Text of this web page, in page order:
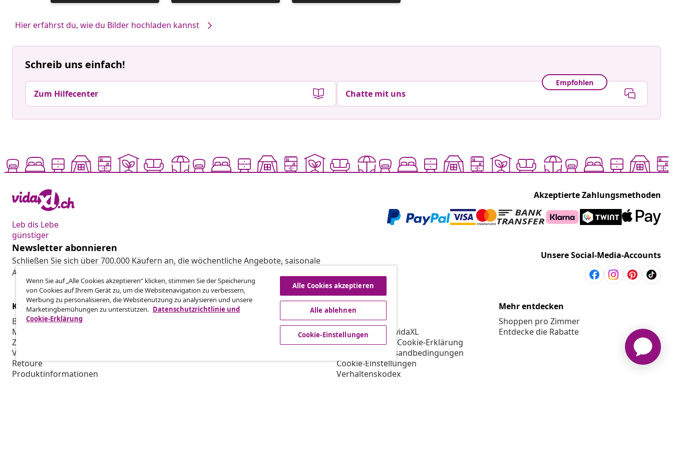
veröffentlicht
veröffentlicht
veröffentlicht
Hier erfährst du, wie du Bilder hochladen kannst
Schreib uns einfach!
Zum Hilfecenter
Empfohlen
Chatte mit uns
Leb dis Lebe
günstiger
Akzeptierte Zahlungsmethoden
Newsletter abonnieren
Schließen Sie sich über 700.000 Käufern an, die wöchentliche Angebote, saisonale
Aktionen und Neuheiten von vidaXL erhalten.
Unsere Social-Media-Accounts
Kundenservice
Bestellung verfolgen
Mein Konto
Zahlung
Versand & Lieferung
Retoure
Produktinformationen
Business
vidaXL
Über vidaXL
AGB Verkäufer vidaXL
Datenschutz- & Cookie-Erklärung
Priorisierte Versandbedingungen
Cookie-Einstellungen
Verhaltenskodex
Mehr entdecken
Shoppen pro Zimmer
Entdecke die Rabatte
Wenn Sie auf „Alle Cookies akzeptieren“ klicken, stimmen Sie der Speicherung
von Cookies auf Ihrem Gerät zu, um die Websitenavigation zu verbessern,
Werbung zu personalisieren, die Websitenutzung zu analysieren und unsere
Marketingbemühungen zu unterstützen. Datenschutzrichtlinie und
Cookie-Erklärung
Alle Cookies akzeptieren
Alle ablehnen
Cookie-Einstellungen